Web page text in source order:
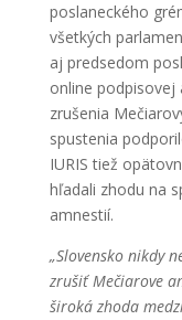
poslaneckého
všetkých
aj predsedom
online podpisovej
zrušenia
spustenia
IURIS tiež
hľadali zhodu na
amnestií.
„Slovensko nikdy
zrušiť Mečiarove
široká zhoda